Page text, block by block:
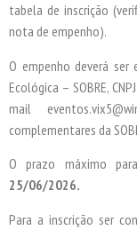
tabela de inscrição
nota de empenho).
O empenho deverá ser
Ecológica – SOBRE,
mail
complementares da
O prazo máximo
25/06/2026.
Para a inscrição ser